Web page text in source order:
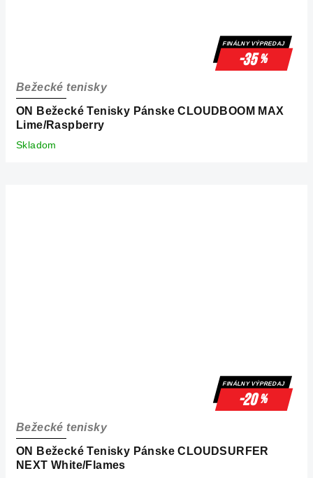
FINÁLNY VÝPREDAJ
-35%
ON Bežecké Tenisky Pánske CLOUDBOOM MAX
Lime/Raspberry
Bežecké tenisky
Skladom
FINÁLNY VÝPREDAJ
-20%
ON Bežecké Tenisky Pánske CLOUDSURFER
NEXT White/Flames
Bežecké tenisky